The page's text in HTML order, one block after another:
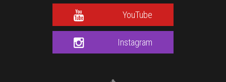
YouTube
Instagram